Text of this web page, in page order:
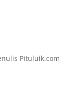
Pituluik.com